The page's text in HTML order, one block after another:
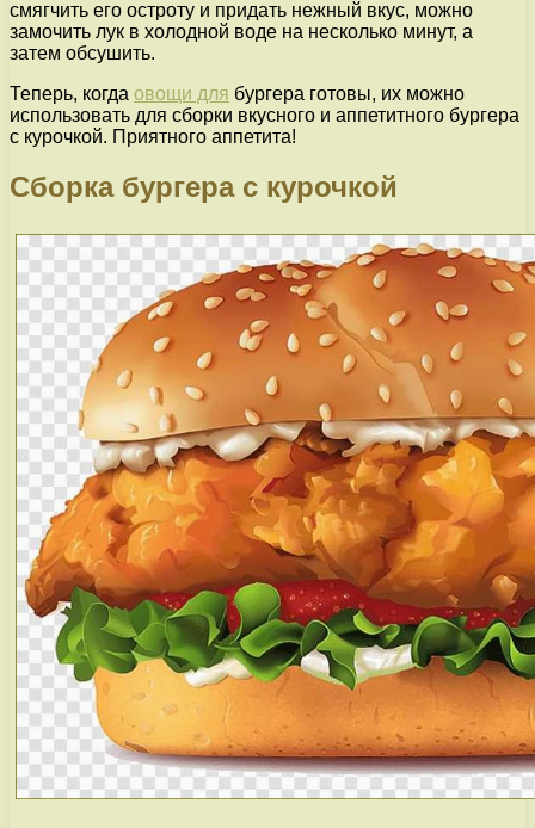
смягчить его остроту и придать нежный вкус, можно
замочить лук в холодной воде на несколько минут, а
затем обсушить.
Теперь, когда овощи для бургера готовы, их можно
использовать для сборки вкусного и аппетитного бургера
с курочкой. Приятного аппетита!
Сборка бургера с курочкой